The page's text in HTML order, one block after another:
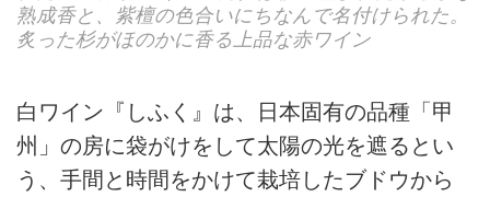
熟成香と、紫檀の色合いにちなんで名付けられた。
炙った杉がほのかに香る上品な赤ワイン
白ワイン『しふく』は、日本固有の品種「甲
州」の房に袋がけをして太陽の光を遮るとい
う、手間と時間をかけて栽培したブドウから